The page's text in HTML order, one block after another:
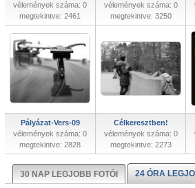
vélemények száma: 0
megtekintve: 2461
vélemények száma: 0
megtekintve: 3250
Pályázat-Vers-09
vélemények száma: 0
megtekintve: 2828
Célkeresztben!
vélemények száma: 0
megtekintve: 2273
30 NAP LEGJOBB FOTÓI 24 ÓRA